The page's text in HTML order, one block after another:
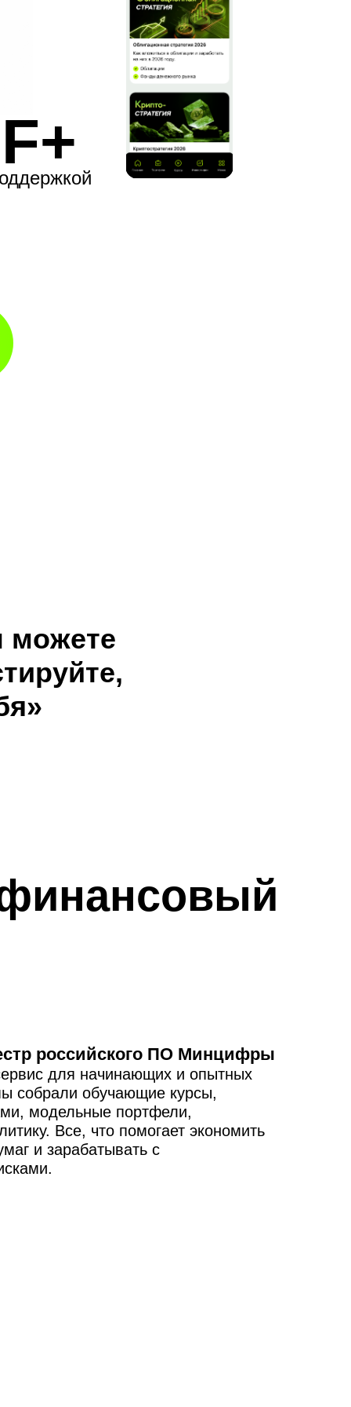
можете
российского ПО Минцифры
для начинающих и опытных
собрали обучающие курсы,
модельные портфели,
Все, что помогает экономить
и зарабатывать с